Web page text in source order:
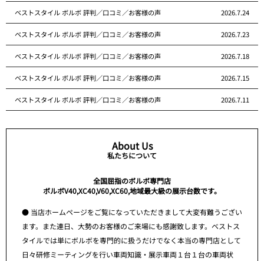
ベストスタイル ボルボ 評判／口コミ／お客様の声 2026.7.24
ベストスタイル ボルボ 評判／口コミ／お客様の声 2026.7.23
ベストスタイル ボルボ 評判／口コミ／お客様の声 2026.7.18
ベストスタイル ボルボ 評判／口コミ／お客様の声 2026.7.15
ベストスタイル ボルボ 評判／口コミ／お客様の声 2026.7.11
About Us
私たちについて
全国屈指のボルボ専門店
ボルボV40,XC40,V60,XC60,地域最大級の展示台数です。
● 当店ホームページをご覧になっていただきまして大変有難うござい
ます。また連日、大勢のお客様のご来場にも感謝致します。ベストス
タイルでは単にボルボを専門的に扱うだけでなく本当の専門店として
日々研修ミーティングを行い車両知識・展示車両１台１台の車両状